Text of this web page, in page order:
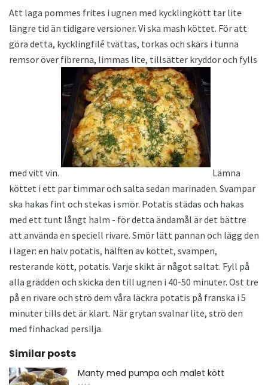
Att laga pommes frites i ugnen med kycklingkött tar lite
längre tid än tidigare versioner. Vi ska mash köttet. För att
göra detta, kycklingfilé tvättas, torkas och skärs i tunna
remsor över fibrerna, limmas lite, tillsätter kryddor och fylls
med vitt vin.
Lämna
köttet i ett par timmar och salta sedan marinaden. Svampar
ska hakas fint och stekas i smör. Potatis städas och hakas
med ett tunt långt halm - för detta ändamål är det bättre
att använda en speciell rivare. Smör lätt pannan och lägg den
i lager: en halv potatis, hälften av köttet, svampen,
resterande kött, potatis. Varje skikt är något saltat. Fyll på
alla grädden och skicka den till ugnen i 40-50 minuter. Ost tre
på en rivare och strö dem våra läckra potatis på franska i 5
minuter tills det är klart. När grytan svalnar lite, strö den
med finhackad persilja.
Similar posts
Manty med pumpa och malet kött